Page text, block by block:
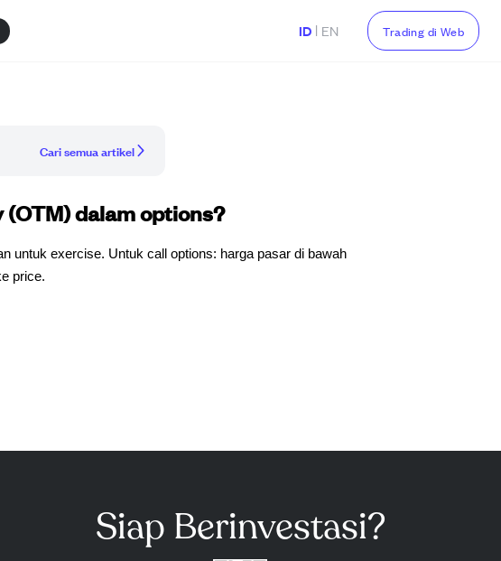
ID | EN Trading di Web
Cari semua artikel
dalam options?
untuk exercise. Untuk call options: harga pasar di bawah
price.
Siap Berinvestasi?